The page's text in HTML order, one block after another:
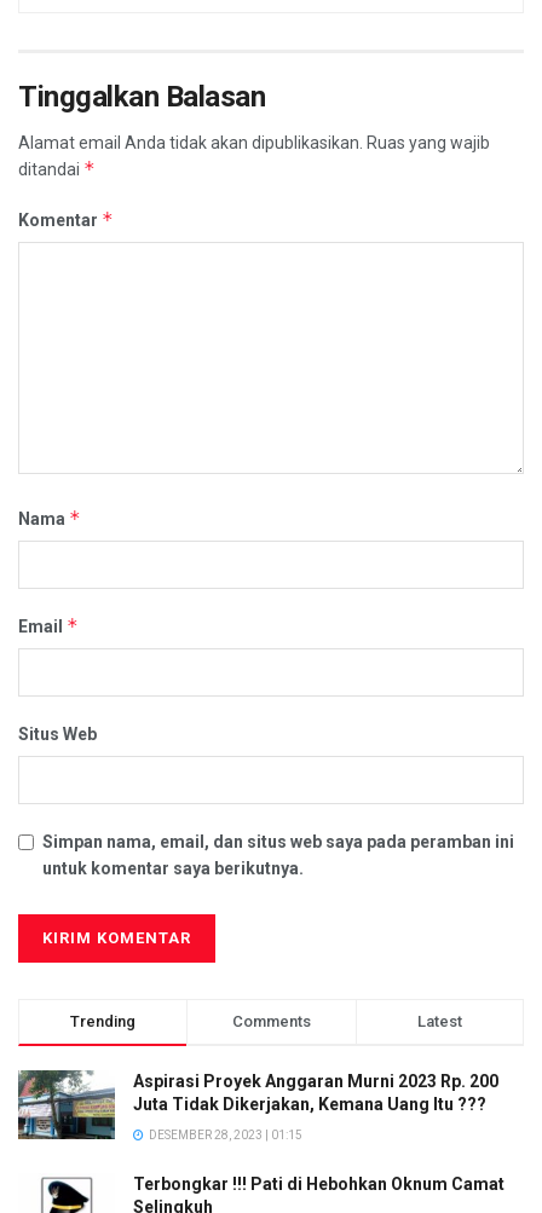
Tinggalkan Balasan
Alamat email Anda tidak akan dipublikasikan. Ruas yang wajib
ditandai *
Komentar *
Nama *
Email *
Situs Web
Simpan nama, email, dan situs web saya pada peramban ini
untuk komentar saya berikutnya.
Trending Comments Latest
Aspirasi Proyek Anggaran Murni 2023 Rp. 200
Juta Tidak Dikerjakan, Kemana Uang Itu ???
DESEMBER 28, 2023 | 01:15
Terbongkar !!! Pati di Hebohkan Oknum Camat
Selingkuh